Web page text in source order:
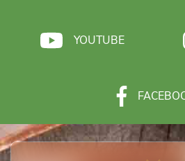
YOUTUBE